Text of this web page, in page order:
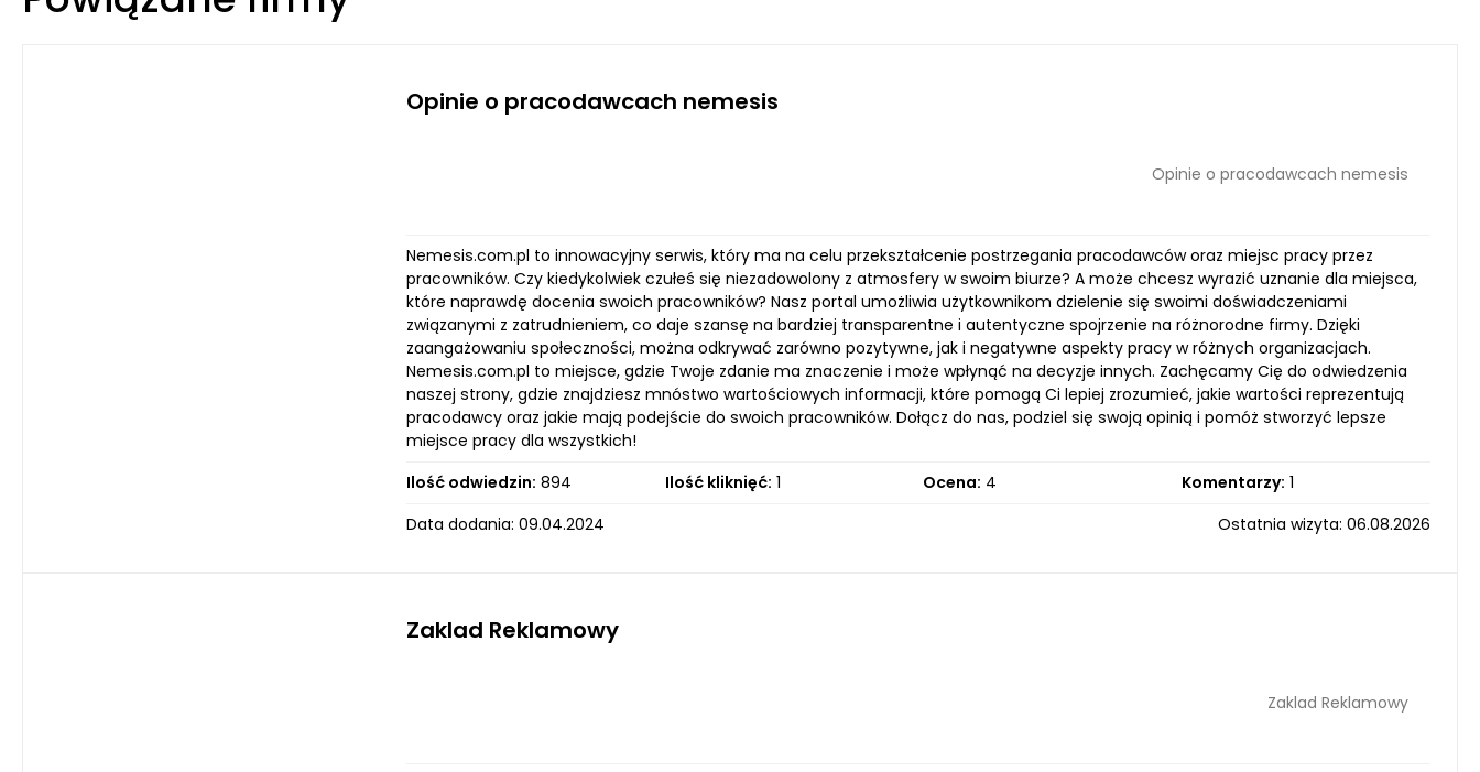
Opinie o pracodawcach nemesis
Opinie o pracodawcach nemesis
Nemesis.com.pl to innowacyjny serwis, który ma na celu przekształcenie postrzegania pracodawców oraz miejsc pracy przez
pracowników. Czy kiedykolwiek czułeś się niezadowolony z atmosfery w swoim biurze? A może chcesz wyrazić uznanie dla miejsca,
które naprawdę docenia swoich pracowników? Nasz portal umożliwia użytkownikom dzielenie się swoimi doświadczeniami
związanymi z zatrudnieniem, co daje szansę na bardziej transparentne i autentyczne spojrzenie na różnorodne firmy. Dzięki
zaangażowaniu społeczności, można odkrywać zarówno pozytywne, jak i negatywne aspekty pracy w różnych organizacjach.
Nemesis.com.pl to miejsce, gdzie Twoje zdanie ma znaczenie i może wpłynąć na decyzje innych. Zachęcamy Cię do odwiedzenia
naszej strony, gdzie znajdziesz mnóstwo wartościowych informacji, które pomogą Ci lepiej zrozumieć, jakie wartości reprezentują
pracodawcy oraz jakie mają podejście do swoich pracowników. Dołącz do nas, podziel się swoją opinią i pomóż stworzyć lepsze
miejsce pracy dla wszystkich!
Ilość odwiedzin: 894 Ilość kliknięć: 1 Ocena: 4 Komentarzy: 1
Data dodania: 09.04.2024
Ostatnia wizyta: 06.08.2026
Zaklad Reklamowy
Zaklad Reklamowy